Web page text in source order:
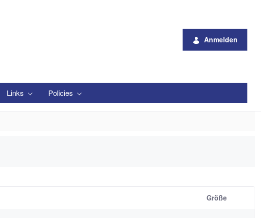
Anmelden
Links Policies
Größe